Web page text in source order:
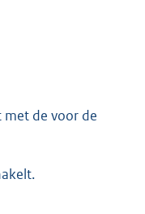
met de voor de